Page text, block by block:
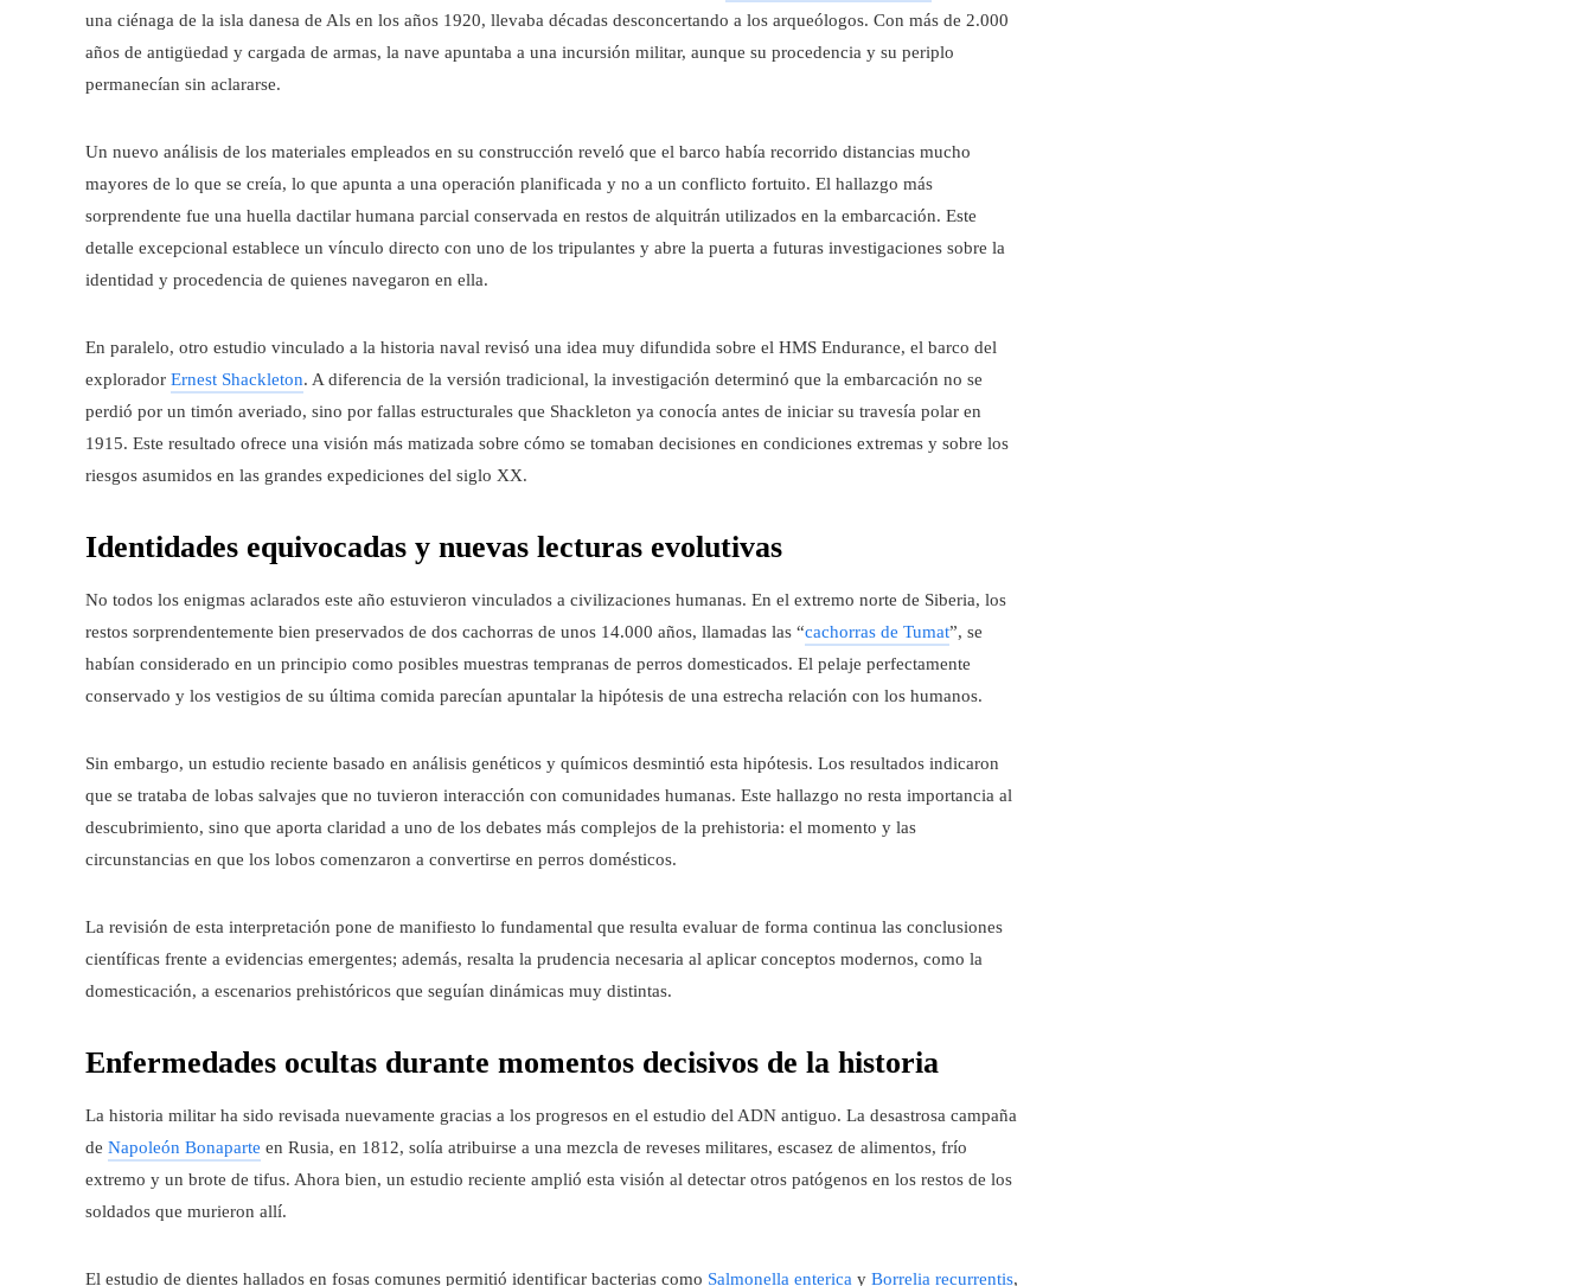
una ciénaga de la isla danesa de Als en los años 1920, llevaba décadas desconcertando a los arqueólogos. Con más de 2.000
años de antigüedad y cargada de armas, la nave apuntaba a una incursión militar, aunque su procedencia y su periplo
permanecían sin aclararse.
Un nuevo análisis de los materiales empleados en su construcción reveló que el barco había recorrido distancias mucho
mayores de lo que se creía, lo que apunta a una operación planificada y no a un conflicto fortuito. El hallazgo más
sorprendente fue una huella dactilar humana parcial conservada en restos de alquitrán utilizados en la embarcación. Este
detalle excepcional establece un vínculo directo con uno de los tripulantes y abre la puerta a futuras investigaciones sobre la
identidad y procedencia de quienes navegaron en ella.
En paralelo, otro estudio vinculado a la historia naval revisó una idea muy difundida sobre el HMS Endurance, el barco del
explorador Ernest Shackleton. A diferencia de la versión tradicional, la investigación determinó que la embarcación no se
perdió por un timón averiado, sino por fallas estructurales que Shackleton ya conocía antes de iniciar su travesía polar en
1915. Este resultado ofrece una visión más matizada sobre cómo se tomaban decisiones en condiciones extremas y sobre los
riesgos asumidos en las grandes expediciones del siglo XX.
Identidades equivocadas y nuevas lecturas evolutivas
No todos los enigmas aclarados este año estuvieron vinculados a civilizaciones humanas. En el extremo norte de Siberia, los
restos sorprendentemente bien preservados de dos cachorras de unos 14.000 años, llamadas las “cachorras de Tumat”, se
habían considerado en un principio como posibles muestras tempranas de perros domesticados. El pelaje perfectamente
conservado y los vestigios de su última comida parecían apuntalar la hipótesis de una estrecha relación con los humanos.
Sin embargo, un estudio reciente basado en análisis genéticos y químicos desmintió esta hipótesis. Los resultados indicaron
que se trataba de lobas salvajes que no tuvieron interacción con comunidades humanas. Este hallazgo no resta importancia al
descubrimiento, sino que aporta claridad a uno de los debates más complejos de la prehistoria: el momento y las
circunstancias en que los lobos comenzaron a convertirse en perros domésticos.
La revisión de esta interpretación pone de manifiesto lo fundamental que resulta evaluar de forma continua las conclusiones
científicas frente a evidencias emergentes; además, resalta la prudencia necesaria al aplicar conceptos modernos, como la
domesticación, a escenarios prehistóricos que seguían dinámicas muy distintas.
Enfermedades ocultas durante momentos decisivos de la historia
La historia militar ha sido revisada nuevamente gracias a los progresos en el estudio del ADN antiguo. La desastrosa campaña
de Napoleón Bonaparte en Rusia, en 1812, solía atribuirse a una mezcla de reveses militares, escasez de alimentos, frío
extremo y un brote de tifus. Ahora bien, un estudio reciente amplió esta visión al detectar otros patógenos en los restos de los
soldados que murieron allí.
El estudio de dientes hallados en fosas comunes permitió identificar bacterias como Salmonella enterica y Borrelia recurrentis,